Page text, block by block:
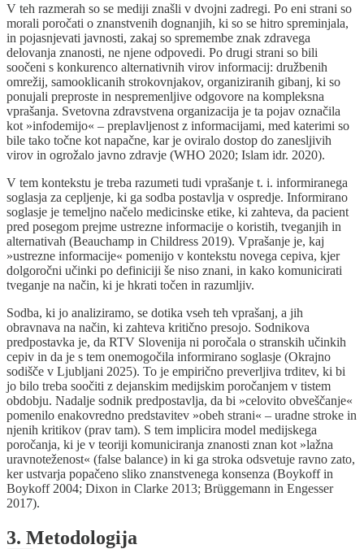
V teh razmerah so se mediji znašli v dvojni zadregi. Po eni strani so
morali poročati o znanstvenih dognanjih, ki so se hitro spreminjala,
in pojasnjevati javnosti, zakaj so spremembe znak zdravega
delovanja znanosti, ne njene odpovedi. Po drugi strani so bili
soočeni s konkurenco alternativnih virov informacij: družbenih
omrežij, samooklicanih strokovnjakov, organiziranih gibanj, ki so
ponujali preproste in nespremenljive odgovore na kompleksna
vprašanja. Svetovna zdravstvena organizacija je ta pojav označila
kot »infodemijo« – preplavljenost z informacijami, med katerimi so
bile tako točne kot napačne, kar je oviralo dostop do zanesljivih
virov in ogrožalo javno zdravje (WHO 2020; Islam idr. 2020).
V tem kontekstu je treba razumeti tudi vprašanje t. i. informiranega
soglasja za cepljenje, ki ga sodba postavlja v ospredje. Informirano
soglasje je temeljno načelo medicinske etike, ki zahteva, da pacient
pred posegom prejme ustrezne informacije o koristih, tveganjih in
alternativah (Beauchamp in Childress 2019). Vprašanje je, kaj
»ustrezne informacije« pomenijo v kontekstu novega cepiva, kjer
dolgoročni učinki po definiciji še niso znani, in kako komunicirati
tveganje na način, ki je hkrati točen in razumljiv.
Sodba, ki jo analiziramo, se dotika vseh teh vprašanj, a jih
obravnava na način, ki zahteva kritično presojo. Sodnikova
predpostavka je, da RTV Slovenija ni poročala o stranskih učinkih
cepiv in da je s tem onemogočila informirano soglasje (Okrajno
sodišče v Ljubljani 2025). To je empirično preverljiva trditev, ki bi
jo bilo treba soočiti z dejanskim medijskim poročanjem v tistem
obdobju. Nadalje sodnik predpostavlja, da bi »celovito obveščanje«
pomenilo enakovredno predstavitev »obeh strani« – uradne stroke in
njenih kritikov (prav tam). S tem implicira model medijskega
poročanja, ki je v teoriji komuniciranja znanosti znan kot »lažna
uravnoteženost« (false balance) in ki ga stroka odsvetuje ravno zato,
ker ustvarja popačeno sliko znanstvenega konsenza (Boykoff in
Boykoff 2004; Dixon in Clarke 2013; Brüggemann in Engesser
2017).
3. Metodologija